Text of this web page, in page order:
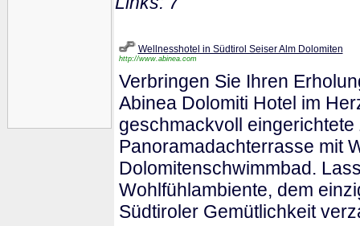
Wellnesshotel in Südtirol Seiser Alm Dolomiten
http://www.abinea.com
Verbringen Sie Ihren
Abinea Dolomiti Hotel im
geschmackvoll
Panoramadachterrasse mit
Dolomitenschwimmbad.
Wohlfühlambiente, dem
Südtiroler Gemütlichkeit